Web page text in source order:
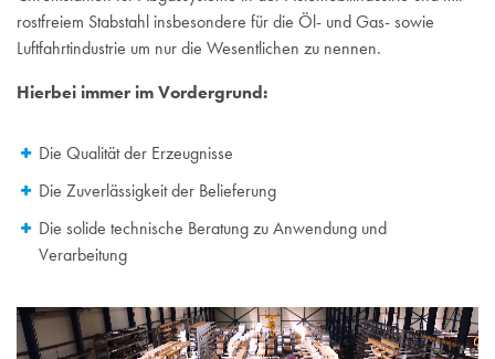
rostfreiem Stabstahl insbesondere für die Öl- und Gas- sowie
Luftfahrtindustrie um nur die Wesentlichen zu nennen.
Hierbei immer im Vordergrund:
Die Qualität der Erzeugnisse
Die Zuverlässigkeit der Belieferung
Die solide technische Beratung zu Anwendung und
Verarbeitung